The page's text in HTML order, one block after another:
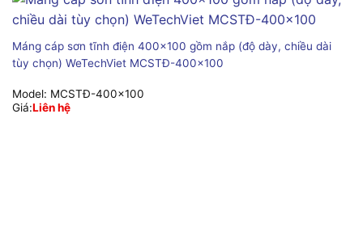
Máng cáp sơn tĩnh điện 400×100 gồm nắp (độ dày, chiều dài
tùy chọn) WeTechViet MCSTĐ-400×100
Model: MCSTĐ-400x100
Giá:Liên hệ